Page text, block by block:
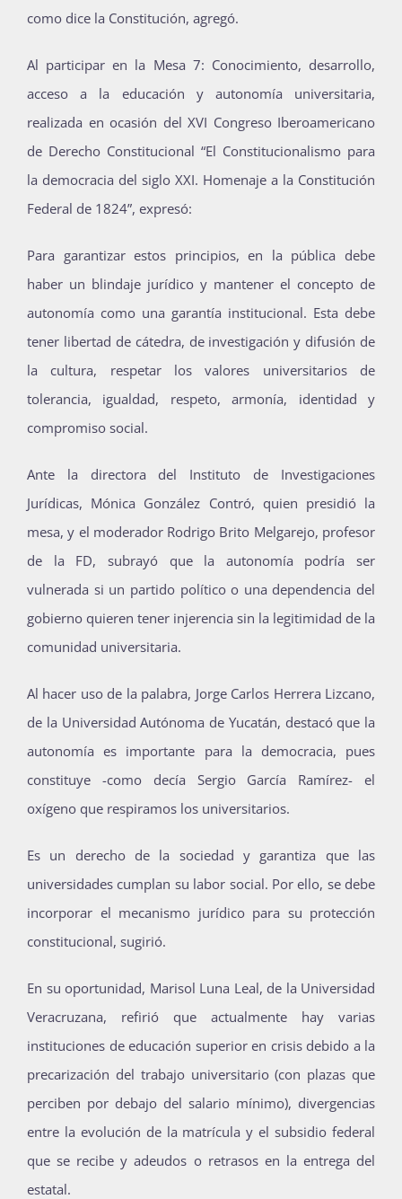
como dice la Constitución, agregó.
Al participar en la Mesa 7: Conocimiento, desarrollo,
acceso a la educación y autonomía universitaria,
realizada en ocasión del XVI Congreso Iberoamericano
de Derecho Constitucional “El Constitucionalismo para
la democracia del siglo XXI. Homenaje a la Constitución
Federal de 1824”, expresó:
Para garantizar estos principios, en la pública debe
haber un blindaje jurídico y mantener el concepto de
autonomía como una garantía institucional. Esta debe
tener libertad de cátedra, de investigación y difusión de
la cultura, respetar los valores universitarios de
tolerancia, igualdad, respeto, armonía, identidad y
compromiso social.
Ante la directora del Instituto de Investigaciones
Jurídicas, Mónica González Contró, quien presidió la
mesa, y el moderador Rodrigo Brito Melgarejo, profesor
de la FD, subrayó que la autonomía podría ser
vulnerada si un partido político o una dependencia del
gobierno quieren tener injerencia sin la legitimidad de la
comunidad universitaria.
Al hacer uso de la palabra, Jorge Carlos Herrera Lizcano,
de la Universidad Autónoma de Yucatán, destacó que la
autonomía es importante para la democracia, pues
constituye -como decía Sergio García Ramírez- el
oxígeno que respiramos los universitarios.
Es un derecho de la sociedad y garantiza que las
universidades cumplan su labor social. Por ello, se debe
incorporar el mecanismo jurídico para su protección
constitucional, sugirió.
En su oportunidad, Marisol Luna Leal, de la Universidad
Veracruzana, refirió que actualmente hay varias
instituciones de educación superior en crisis debido a la
precarización del trabajo universitario (con plazas que
perciben por debajo del salario mínimo), divergencias
entre la evolución de la matrícula y el subsidio federal
que se recibe y adeudos o retrasos en la entrega del
estatal.